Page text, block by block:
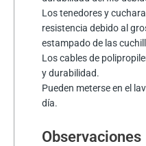
Los tenedores y
resistencia debido al
estampado de las
Los cables de
y durabilidad.
Pueden meterse en el
día.
Observaciones